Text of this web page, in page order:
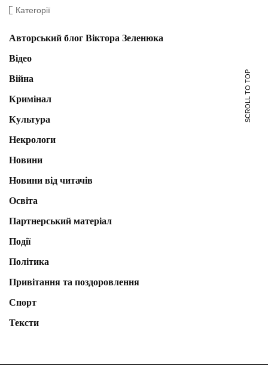
Категорії
Авторський блог Віктора Зеленюка
Відео
Війна
Кримінал
Культура
Некрологи
Новини
Новини від читачів
Освіта
Партнерський матеріал
Події
Політика
Привітання та поздоровлення
Спорт
Тексти
SCROLL TO TOP